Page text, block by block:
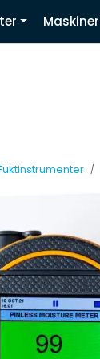
| Linkedin |
Maskiner